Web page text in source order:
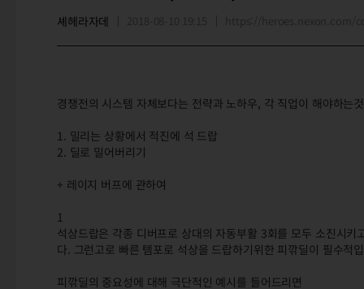
셰헤라자데
경쟁전의 시스템 자체보다는 전략과 노하우, 각 직업이 해야하는
1. 밀리는 상황에서 적진에 석 드랍
2. 딜로 밀어버리기
+ 레이지 버프에 관하여
1
석상드랍은 각종 디버프로 상대의 자동부활 3회를 모두 소진시
다. 그런고로 빠른 템포로 석상을 드랍하기위한 피깎딜이 필수적
피깎딜의 중요성에 대해 극단적인 예시를 들어드리면